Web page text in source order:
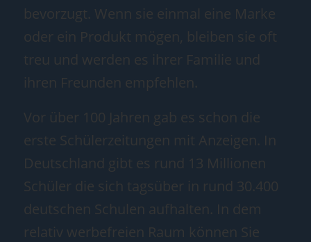
bevorzugt. Wenn sie einmal eine Marke
oder ein Produkt mögen, bleiben sie oft
treu und werden es ihrer Familie und
ihren Freunden empfehlen.
Vor über 100 Jahren gab es schon die
erste Schülerzeitungen mit Anzeigen. In
Deutschland gibt es rund 13 Millionen
Schüler die sich tagsüber in rund 30.400
deutschen Schulen aufhalten. In dem
relativ werbefreien Raum können Sie